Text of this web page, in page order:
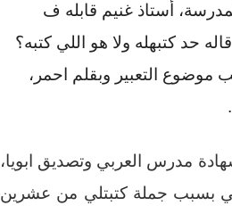
أستاذ غنيم قابله ف
حد كتبهله ولا هو اللي كتبه؟
موضوع التعبير وبقلم احمر،
مدرس العربي وتصديق ابويا،
العربي بسبب جملة كتبتلي من عشرين